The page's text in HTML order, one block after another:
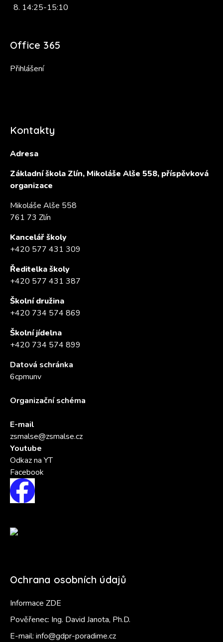
14:25-15:10
Office 365
Přihlášení
Kontakty
Adresa
Základní škola Zlín, Mikoláše Alše 558, příspěvková
organizace
Mikoláše Alše 558
761 73 Zlín
Kancelář školy
+420 577 431 309
Ředitelka školy
+420 577 431 387
Školní družina
+420 734 574 869
Školní jídelna
+420 734 574 899
Datová schránka
6cpmunv
Organizační schéma
E-mail
zsmalse@zsmalse.cz
Youtube
Odkaz na YT
Facebook
Ochrana osobních údajů
Informace ZDE
Pověřenec: Ing. David Janota, Ph.D.
E-mail: info@gdpr-poradime.cz